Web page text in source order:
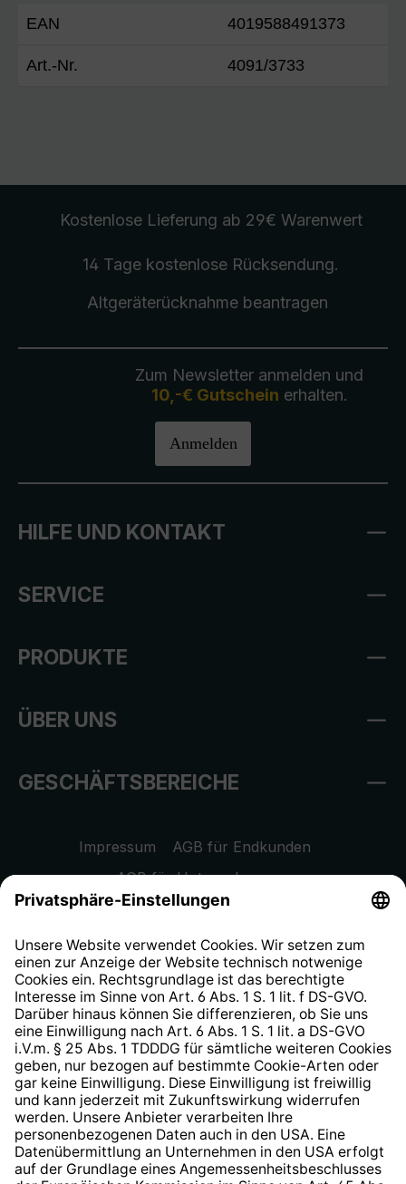
EAN 4019588491373
Art.-Nr. 4091/3733
Kostenlose Lieferung ab 29€ Warenwert
14 Tage kostenlose Rücksendung.
Altgeräterücknahmebeantragen
Zum Newsletter anmelden und
10,-€ Gutschein erhalten.
Anmelden
HILFE UND KONTAKT
SERVICE
PRODUKTE
ÜBER UNS
GESCHÄFTSBEREICHE
Impressum
AGB für Endkunden
AGB für Unternehmen
Datenschutzhinweis
Widerrufsrecht
Hinweisgeberschutzsystem
Barrierefreiheit